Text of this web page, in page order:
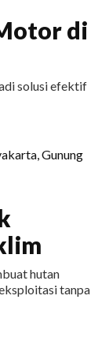
di
solusi efektif
hutan
tanpa